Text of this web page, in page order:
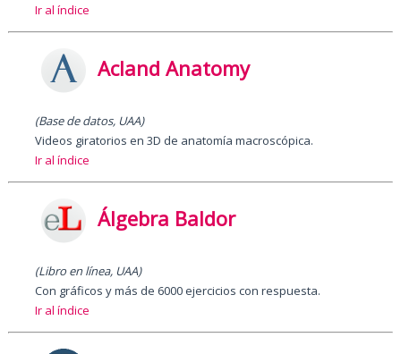
Ir al índice
Acland Anatomy
(Base de datos, UAA)
Videos giratorios en 3D de anatomía macroscópica.
Ir al índice
Álgebra Baldor
(Libro en línea, UAA)
Con gráficos y más de 6000 ejercicios con respuesta.
Ir al índice